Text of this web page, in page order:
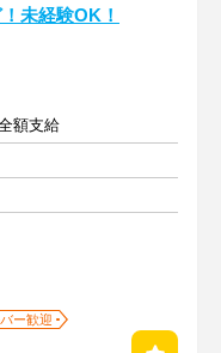
未経験OK！
額支給
ー歓迎